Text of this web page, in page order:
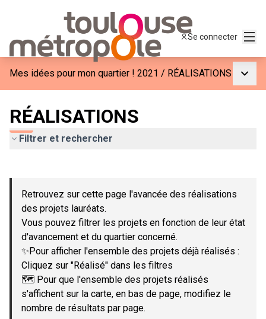
Se connecter
Mes idées pour mon quartier ! 2021 / RÉALISATIONS
RÉALISATIONS
Filtrer et rechercher
−
Retrouvez sur cette page l'avancée des réalisations
des projets lauréats.
Vous pouvez filtrer les projets en fonction de leur état
d'avancement et du quartier concerné.
✨Pour afficher l'ensemble des projets déjà réalisés :
Cliquez sur "Réalisé" dans les filtres
🗺️ Pour que l'ensemble des projets réalisés
s'affichent sur la carte, en bas de page, modifiez le
nombre de résultats par page.